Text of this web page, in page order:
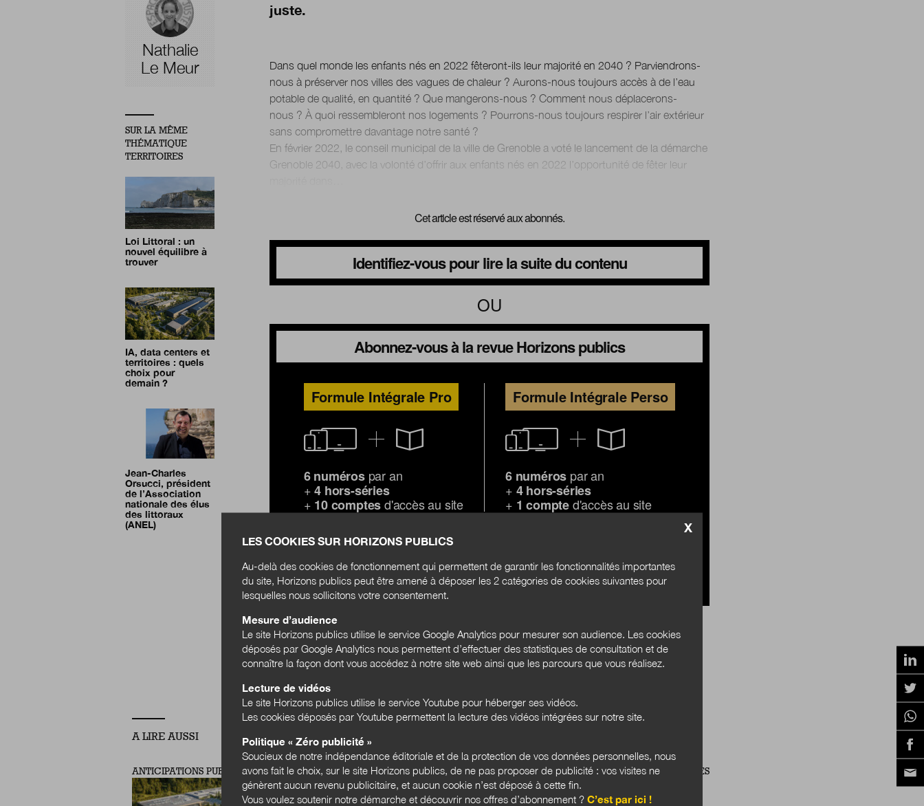
juste.
Dans quel monde les enfants nés en 2022 fêteront-ils leur majorité en 2040 ? Parviendrons-
nous à préserver nos villes des vagues de chaleur ? Aurons-nous toujours accès à de l’eau
potable de qualité, en quantité ? Que mangerons-nous ? Comment nous déplacerons-
nous ? À quoi ressembleront nos logements ? Pourrons-nous toujours respirer l’air extérieur
sans compromettre davantage notre santé ?
En février 2022, le conseil municipal de la ville de Grenoble a voté le lancement de la démarche
Grenoble 2040, avec la volonté d’offrir aux enfants nés en 2022 l’opportunité de fêter leur
Cet article est réservé aux abonnés.
Identifiez-vous pour lire la suite du contenu
OU
Abonnez-vous à la revue Horizons publics
Formule Intégrale Pro
6 numérospar an
+4 hors-séries
+ 10 comptesd'accès au site
Formule Intégrale Perso
6 numéros par an
+ 4 hors-séries
+ 1 compted'accès au site
TRANSFORMATION DES TERRITOIRES ECONOMIE PORTRAIT DONUT TRANSITION ÉCOLOGIQUE
Nathalie
Le Meur
SUR LA MÊME
THÉMATIQUE
TERRITOIRES
Loi Littoral : un
nouvel équilibre à
trouver
IA, data centers et
territoires : quels
choix pour
demain ?
Jean-Charles
Orsucci, président
de l’Association
nationale des élus
des littoraux
(ANEL)
A LIRE AUSSI
ANTICIPATIONS PUBLIQUES ANTICIPATIONS PUBLIQUES ANTICIPATIONS PUBLIQUES
X
LES COOKIES SUR HORIZONS PUBLICS
Au-delà des cookies de fonctionnement qui permettent de garantir les fonctionnalités importantes
du site, Horizons publics peut être amené à déposer les 2 catégories de cookies suivantes pour
lesquelles nous sollicitons votre consentement.
Mesure d’audience
Le site Horizons publics utilise le service Google Analytics pour mesurer son audience. Les cookies
déposés par Google Analytics nous permettent d’effectuer des statistiques de consultation et de
connaître la façon dont vous accédez à notre site web ainsi que les parcours que vous réalisez.
Lecture de vidéos
Le site Horizons publics utilise le service Youtube pour héberger ses vidéos.
Les cookies déposés par Youtube permettent la lecture des vidéos intégrées sur notre site.
Politique « Zéro publicité »
Soucieux de notre indépendance éditoriale et de la protection de vos données personnelles, nous
avons fait le choix, sur le site Horizons publics, de ne pas proposer de publicité : vos visites ne
génèrent aucun revenu publicitaire, et aucun cookie n’est déposé à cette fin.
Vous voulez soutenir notre démarche et découvrir nos offres d’abonnement ? C’est par ici !